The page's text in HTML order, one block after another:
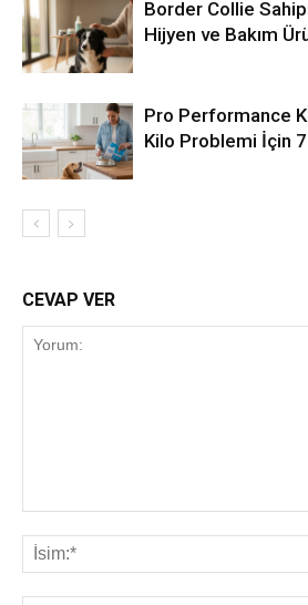
Border Collie
Hijyen ve Bakım
Pro Performance
Kilo Problemi İçin
CEVAP VER